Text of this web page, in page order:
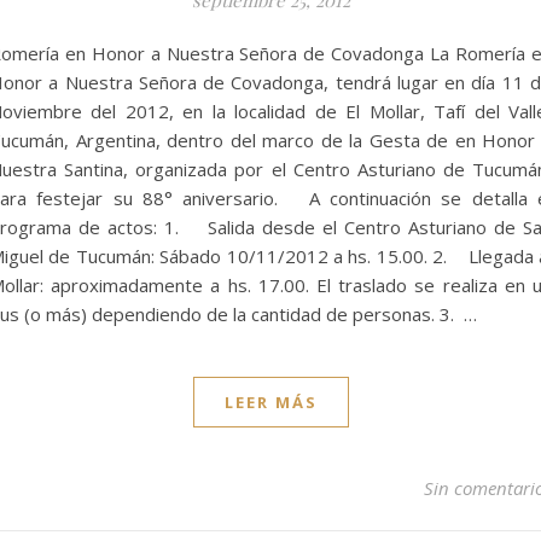
en Honor a Nuestra Señora de Covadonga La Romería
a Nuestra Señora de Covadonga, tendrá lugar en día 11
del 2012, en la localidad de El Mollar, Tafí del
Argentina, dentro del marco de la Gesta de en Honor
Santina, organizada por el Centro Asturiano de
festejar su 88° aniversario. A continuación se detalla
de actos: 1. Salida desde el Centro Asturiano de
de Tucumán: Sábado 10/11/2012 a hs. 15.00. 2. Llegada
aproximadamente a hs. 17.00. El traslado se realiza en
(o más) dependiendo de la cantidad de personas. 3. …
LEER MÁS
Sin